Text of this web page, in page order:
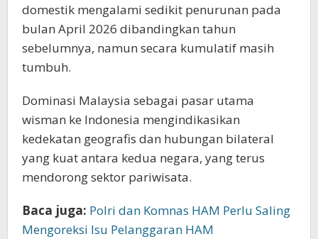
domestik mengalami sedikit penurunan pada
bulan April 2026 dibandingkan tahun
sebelumnya, namun secara kumulatif masih
tumbuh.
Dominasi Malaysia sebagai pasar utama
wisman ke Indonesia mengindikasikan
kedekatan geografis dan hubungan bilateral
yang kuat antara kedua negara, yang terus
mendorong sektor pariwisata.
Baca juga: Polri dan Komnas HAM Perlu Saling
Mengoreksi Isu Pelanggaran HAM